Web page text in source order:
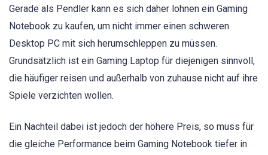
Gerade als Pendler kann es sich daher lohnen ein Gaming
Notebook zu kaufen, um nicht immer einen schweren
Desktop PC mit sich herumschleppen zu müssen.
Grundsätzlich ist ein Gaming Laptop für diejenigen sinnvoll,
die häufiger reisen und außerhalb von zuhause nicht auf ihre
Spiele verzichten wollen.
Ein Nachteil dabei ist jedoch der höhere Preis, so muss für
die gleiche Performance beim Gaming Notebook tiefer in